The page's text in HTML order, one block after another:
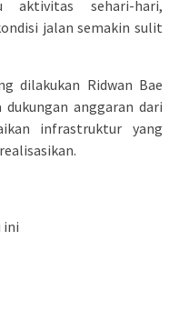
aktivitas sehari-hari,
jalan semakin sulit
dilakukan Ridwan Bae
anggaran dari
infrastruktur yang
ini